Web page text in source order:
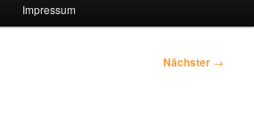
Impressum
Nächster →